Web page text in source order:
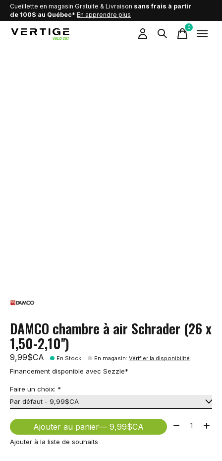
Cueillette en magasin Gratuite & Livraison sans frais à partir
de 100$ au Québec* En apprendre plus
0items
DAMCO chambre à air Schrader (26 x
1,50-2,10'')
9,99$CA En Stock En magasin:Vérifier la disponibilité
Financement disponible avec Sezzle*
Faire un choix: *
Ajouter au panier — 9,99$CA Quantité:
Ajouter à la liste de souhaits